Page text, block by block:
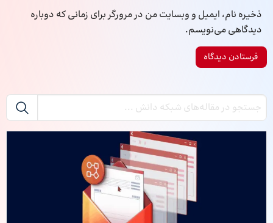
ذخیره نام، ایمیل و وبسایت من در مرورگر برای زمانی که دوباره
دیدگاهی می‌نویسم.